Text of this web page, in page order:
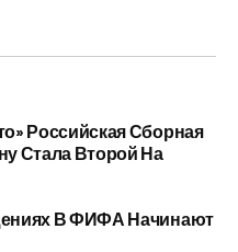
Российская Сборная
Стала Второй На
В ФИФА Начинают